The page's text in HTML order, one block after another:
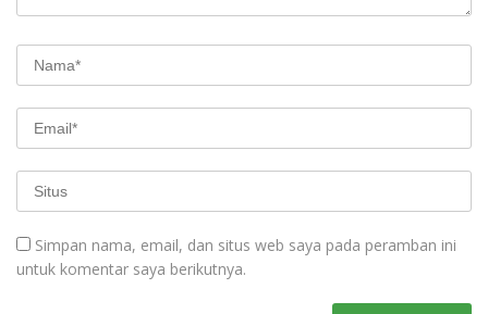
Simpan nama, email, dan situs web saya pada peramban ini
untuk komentar saya berikutnya.